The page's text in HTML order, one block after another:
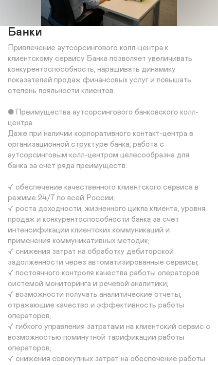
Банки
Привлечение аутсорсингового колл-центра к
клиентскому сервису Банка позволяет увеличивать
конкурентоспособность, наращивать динамику
показателей продаж финансовых услуг и повышать
степень лояльности клиентов.
● Преимущества аутсорсингового банковского колл-
центра
Даже при наличии корпоративного контакт-центра в
организационной структуре банка, работа с
аутсорсинговым колл-центром целесообразна для
банка за счет ряда преимуществ:
✓ обеспечение качественного клиентского сервиса в
режиме 24/7 по всей России;
✓ роста доходности, жизненного цикла клиента, уровня
продаж и конкурентоспособности банка за счет
интенсификации клиентских коммуникаций и
применения коммуникативных методик;
✓ снижения затрат на обработку дебиторской
задолженности через автоматизированные сервисы;
✓ постоянного контроля качества работы операторов
системой мониторинга и речевой аналитики;
✓ возможности получать аналитические отчеты,
отражающие качество и эффективность работы
операторов;
✓ гибкого управления затратами на клиентский сервис с
возможностью поминутной тарификации работы
операторов;
✓ снижения совокупных затрат на обеспечение работы